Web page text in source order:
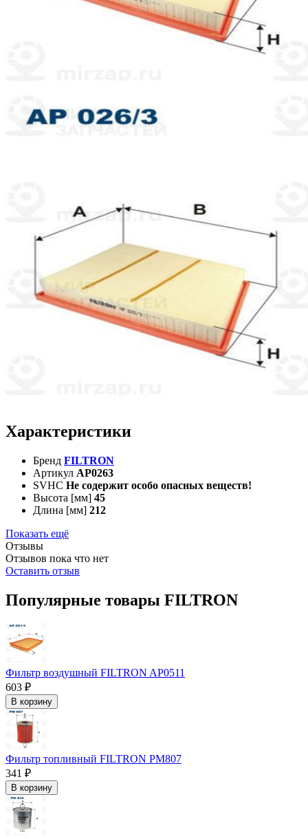
Характеристики
Бренд FILTRON
Артикул AP0263
SVHC Не содержит особо опасных веществ!
Высота [мм] 45
Длина [мм] 212
Показать ещё
Отзывы
Отзывов пока что нет
Оставить отзыв
Популярные товары FILTRON
Фильтр воздушный FILTRON AP0511
603 ₽
В корзину
Фильтр топливный FILTRON PM807
341 ₽
В корзину